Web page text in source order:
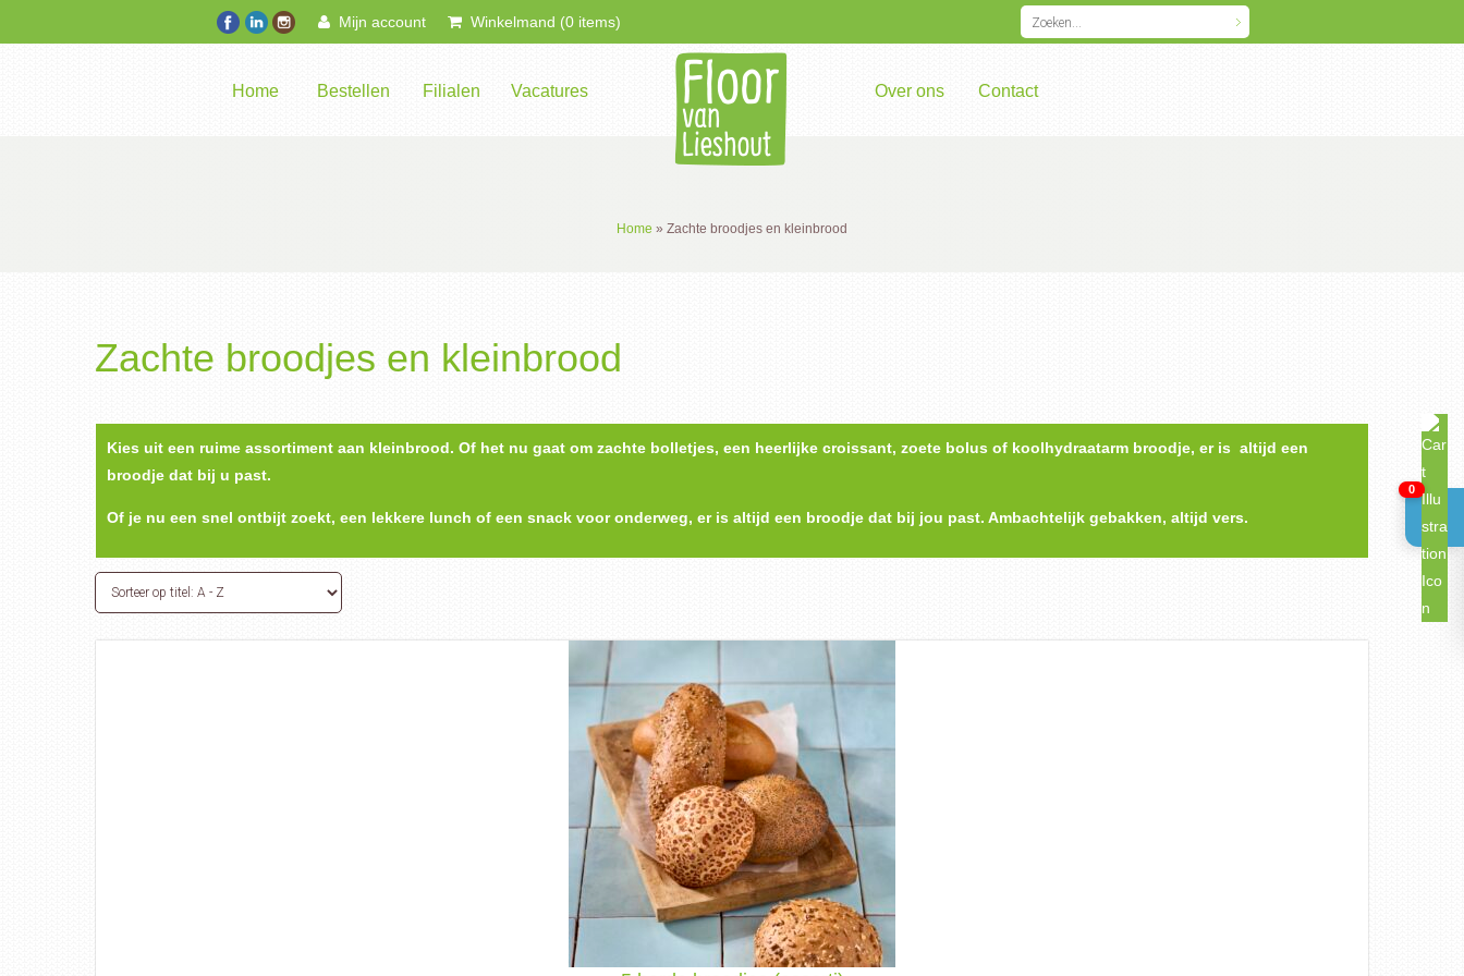
Mijn account Winkelmand (0 items)
Home Bestellen Filialen Vacatures Over ons Contact
Home » Zachte broodjes en kleinbrood
Zachte broodjes en kleinbrood
Kies uit een ruime assortiment aan kleinbrood. Of het nu gaat om zachte bolletjes, een heerlijke croissant, zoete bolus of koolhydraatarm broodje, er is altijd een
broodje dat bij u past.
Of je nu een snel ontbijt zoekt, een lekkere lunch of een snack voor onderweg, er is altijd een broodje dat bij jou past. Ambachtelijk gebakken, altijd vers.
0